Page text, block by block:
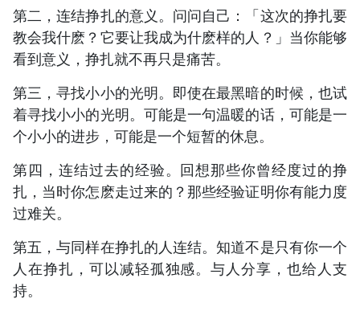
第二，连结挣扎的意义。问问自己：「这次的挣扎要
教会我什麽？它要让我成为什麽样的人？」当你能够
看到意义，挣扎就不再只是痛苦。
第三，寻找小小的光明。即使在最黑暗的时候，也试
着寻找小小的光明。可能是一句温暖的话，可能是一
个小小的进步，可能是一个短暂的休息。
第四，连结过去的经验。回想那些你曾经度过的挣
扎，当时你怎麽走过来的？那些经验证明你有能力度
过难关。
第五，与同样在挣扎的人连结。知道不是只有你一个
人在挣扎，可以减轻孤独感。与人分享，也给人支
持。